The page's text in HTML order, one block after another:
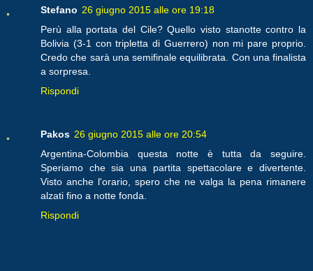
Stefano 26 giugno 2015 alle ore 19:18
Perù alla portata del Cile? Quello visto stanotte contro la
Bolivia (3-1 con tripletta di Guerrero) non mi pare proprio.
Credo che sarà una semifinale equilibrata. Con una finalista
a sorpresa.
Rispondi
Pakos 26 giugno 2015 alle ore 20:54
Argentina-Colombia questa notte è tutta da seguire.
Speriamo che sia una partita spettacolare e divertente.
Visto anche l'orario, spero che ne valga la pena rimanere
alzati fino a notte fonda.
Rispondi